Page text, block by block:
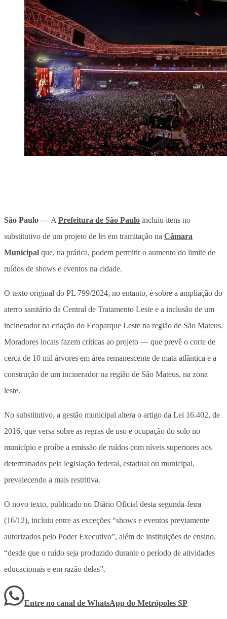
São Paulo — A Prefeitura de São Paulo incluiu itens no
substitutivo de um projeto de lei em tramitação na Câmara
Municipal que, na prática, podem permitir o aumento do limite de
ruídos de shows e eventos na cidade.
O texto original do PL 799/2024, no entanto, é sobre a ampliação do
aterro sanitário da Central de Tratamento Leste e a inclusão de um
incinerador na criação do Ecoparque Leste na região de São Mateus.
Moradores locais fazem críticas ao projeto — que prevê o corte de
cerca de 10 mil árvores em área remanescente de mata atlântica e a
construção de um incinerador na região de São Mateus, na zona
leste.
No substitutivo, a gestão municipal altera o artigo da Lei 16.402, de
2016, que versa sobre as regras de uso e ocupação do solo no
município e proíbe a emissão de ruídos com níveis superiores aos
determinados pela legislação federal, estadual ou municipal,
prevalecendo a mais restritiva.
O novo texto, publicado no Diário Oficial desta segunda-feira
(16/12), incluiu entre as exceções “shows e eventos previamente
autorizados pelo Poder Executivo”, além de instituições de ensino,
“desde que o ruído seja produzido durante o período de atividades
educacionais e em razão delas”.
Entre no canal de WhatsApp do Metrópoles SP